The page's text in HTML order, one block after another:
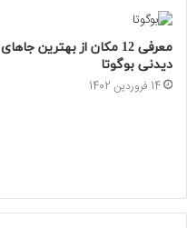
معرفی 12 مکان از بهترین جاهای
دیدنی بوگوتا
14 فروردین 1402